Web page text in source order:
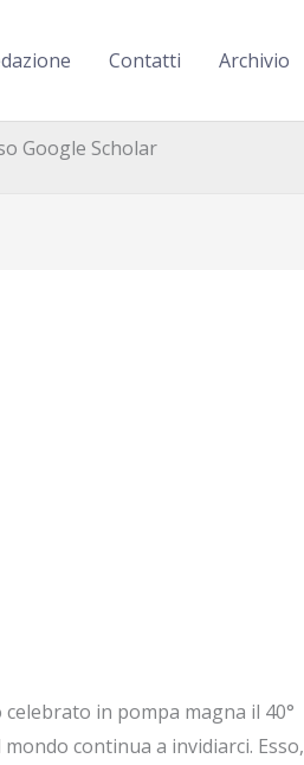
Contatti Archivio
Google Scholar
celebrato in pompa magna il 40°
continua a invidiarci. Esso,